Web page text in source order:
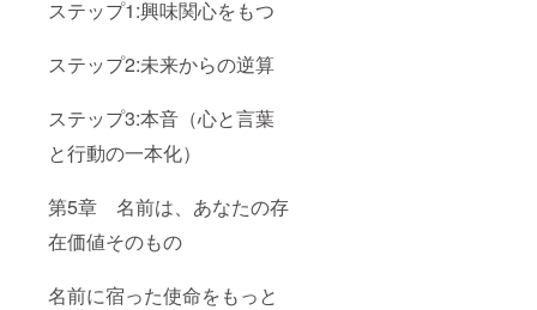
ステップ1:興味関心をもつ
ステップ2:未来からの逆算
ステップ3:本音（心と言葉
と行動の一本化）
第5章 名前は、あなたの存
在価値そのもの
名前に宿った使命をもっと